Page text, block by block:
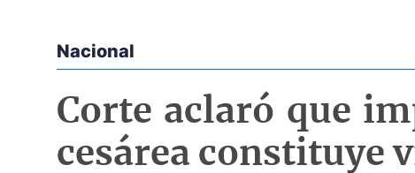
Econoticias y Eventos
Nacional
Corte aclaró que
cesárea constituye